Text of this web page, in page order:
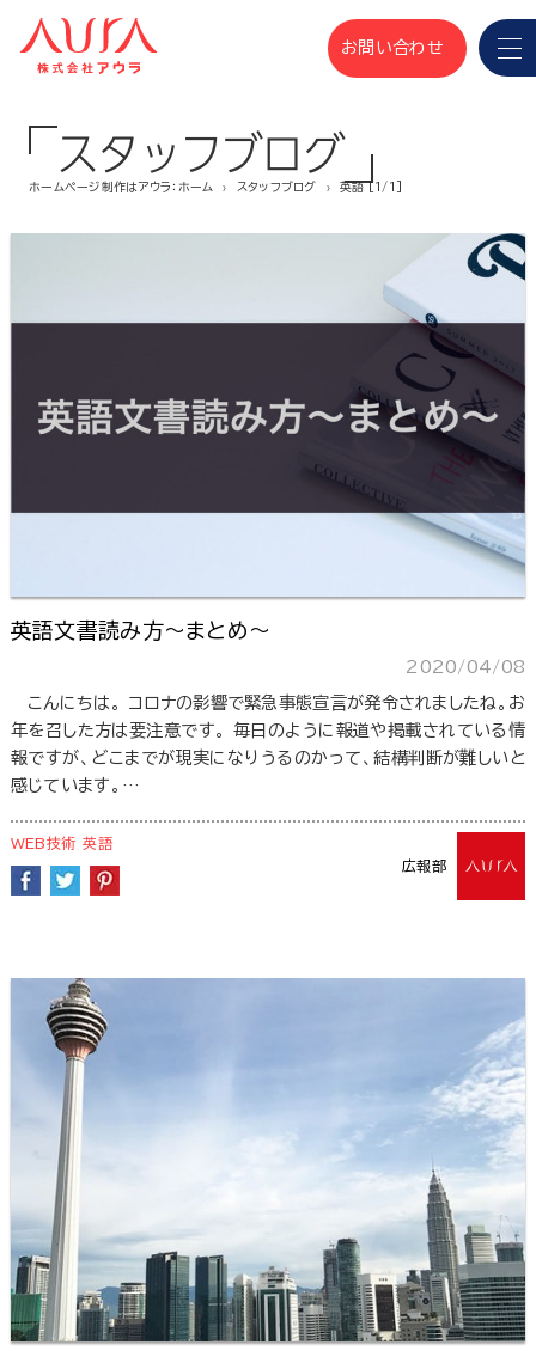
お問い合わせ
スタッフブログ
ホームページ制作はアウラ：ホーム スタッフブログ 英語 [1/1]
英語文書読み方～まとめ～
2020/04/08
こんにちは。 コロナの影響で緊急事態宣言が発令されましたね。お
年を召した方は要注意です。 毎日のように報道や掲載されている情
報ですが、どこまでが現実になりうるのかって、結構判断が難しいと
感じています。…
広報部
WEB技術 英語